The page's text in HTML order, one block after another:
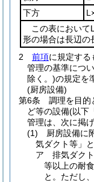
下方
この表において
形の場合は長辺の
2
前項に規定する
管理の基準につい
除く。)の規定を
(厨房設備)
第6条
調理を目的
ど等の設備(以下
管理は、次に掲
(1)
厨房設備に
気ダクト等」
ア
排気ダク
等以上の耐
と。 ただし